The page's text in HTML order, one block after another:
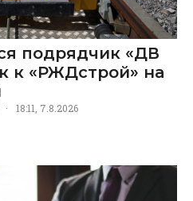
подрядчик «ДВ
к «РЖДстрой» на
· 18:11, 7.8.2026